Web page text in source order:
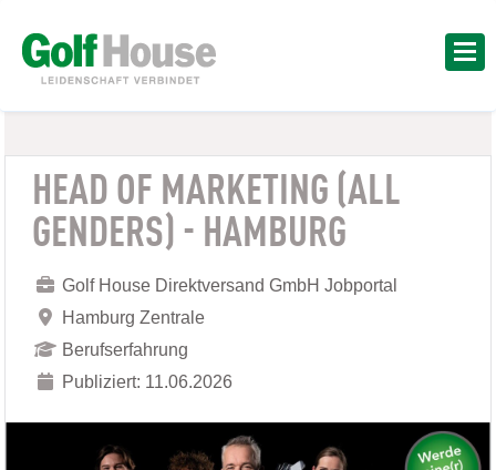
HEAD OF MARKETING (ALL
GENDERS) - HAMBURG
Golf House Direktversand GmbH Jobportal
Hamburg Zentrale
Berufserfahrung
Publiziert: 11.06.2026